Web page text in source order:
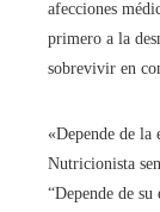
afecciones
primero a la
sobrevivir en
«Depende de la
Nutricionista
“Depende de su